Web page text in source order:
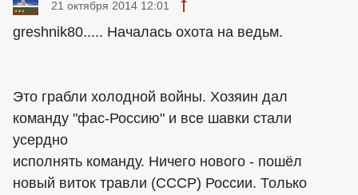
21 октября 2014 12:01
greshnik80..... Началась охота на ведьм.
Это грабли холодной войны. Хозяин дал
команду "фас-Россию" и все шавки стали
усердно
исполнять команду. Ничего нового - пошёл
новый виток травли (СССР) России. Только